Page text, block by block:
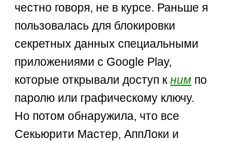
честно говоря, не в курсе. Раньше я
пользовалась для блокировки
секретных данных специальными
приложениями с Google Play,
которые открывали доступ кним по
паролю или графическому ключу.
Но потом обнаружила, что все
Секьюрити Мастер, АппЛоки и